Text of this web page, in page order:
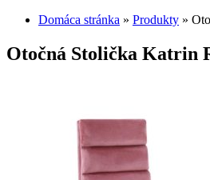
Domáca stránka » Produkty »
Otočná Stolička Katrin